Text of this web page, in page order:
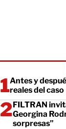
Antes y
reales del caso
FILTRAN
Georgina
sorpresas”